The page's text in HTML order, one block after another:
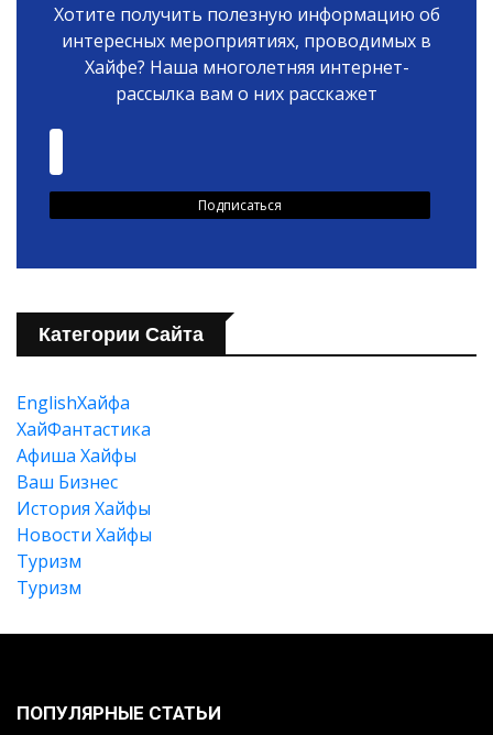
Хотите получить полезную информацию об
интересных мероприятиях, проводимых в
Хайфе? Наша многолетняя интернет-
рассылка вам о них расскажет
Категории Сайта
EnglishХайфа
XайФантастика
Афиша Хайфы
Ваш Бизнес
История Хайфы
Новости Хайфы
Туризм
Туризм
ПОПУЛЯРНЫЕ СТАТЬИ